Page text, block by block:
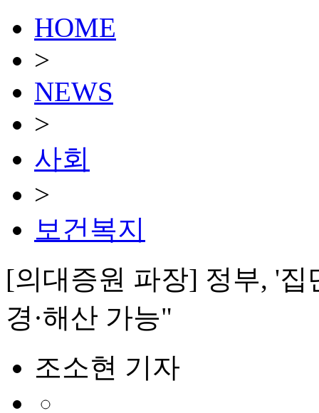
HOME
>
NEWS
>
사회
>
보건복지
[의대증원 파장] 정부, '
경·해산 가능"
조소현 기자